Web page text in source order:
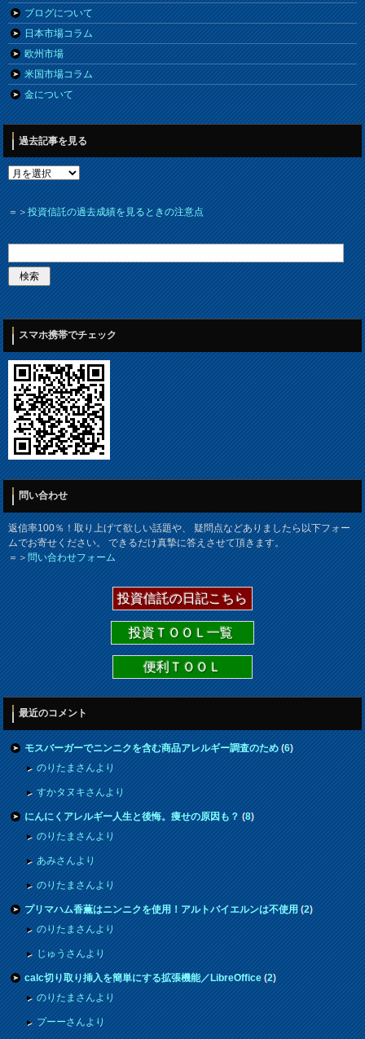
ブログについて
日本市場コラム
欧州市場
米国市場コラム
金について
過去記事を見る
＝＞投資信託の過去成績を見るときの注意点
スマホ携帯でチェック
問い合わせ
返信率100％！取り上げて欲しい話題や、 疑問点などありましたら以下フォー
ムでお寄せください。 できるだけ真摯に答えさせて頂きます。
＝＞問い合わせフォーム
投資信託の日記こちら
投資ＴＯＯＬ一覧
便利ＴＯＯＬ
最近のコメント
モスバーガーでニンニクを含む商品アレルギー調査のため(6)
のりたまさんより
すかタヌキさんより
にんにくアレルギー人生と後悔。痩せの原因も？(8)
のりたまさんより
あみさんより
のりたまさんより
プリマハム香薫はニンニクを使用！アルトバイエルンは不使用(2)
のりたまさんより
じゅうさんより
calc切り取り挿入を簡単にする拡張機能／LibreOffice(2)
のりたまさんより
プーーさんより